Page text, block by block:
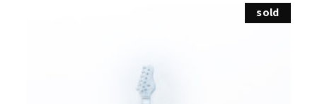
sold